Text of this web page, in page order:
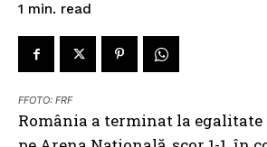
1 min. read
FFOTO: FRF
România a terminat la